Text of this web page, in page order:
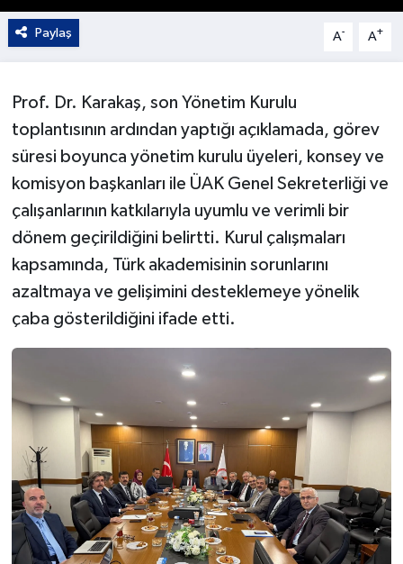
Paylaş A- A+
Prof. Dr. Karakaş, son Yönetim Kurulu
toplantısının ardından yaptığı açıklamada, görev
süresi boyunca yönetim kurulu üyeleri, konsey ve
komisyon başkanları ile ÜAK Genel Sekreterliği ve
çalışanlarının katkılarıyla uyumlu ve verimli bir
dönem geçirildiğini belirtti. Kurul çalışmaları
kapsamında, Türk akademisinin sorunlarını
azaltmaya ve gelişimini desteklemeye yönelik
çaba gösterildiğini ifade etti.